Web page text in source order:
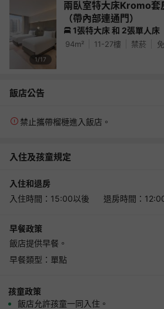
1/17
兩臥室特大床Kromo套
（帶內部連通門）
1張特大床 和 2張單人床
94m² 11-27樓 禁菸
飯店公告
禁止攜帶榴槤進入飯店。
入住及孩童規定
入住和退房
入住時間：15:00以後 退房時間：
早餐政策
飯店提供早餐。
早餐類型：單點
孩童政策
飯店允許孩童一同入住。